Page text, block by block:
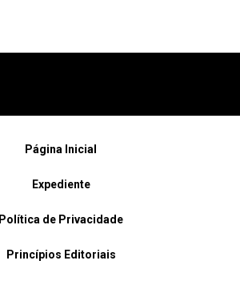
Página Inicial
Expediente
Política de Privacidade
Princípios Editoriais